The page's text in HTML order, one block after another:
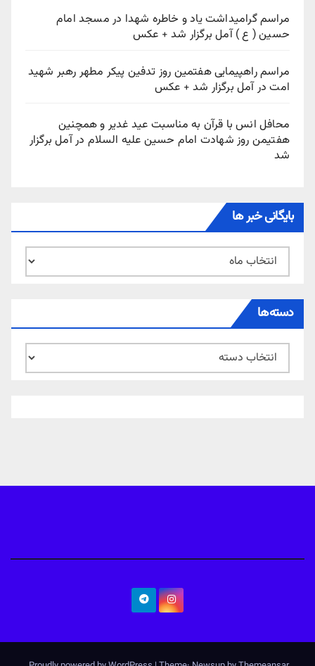
مراسم گرامیداشت یاد و خاطره شهدا در مسجد امام
حسین ( ع ) آمل برگزار شد + عکس
مراسم راهپیمایی هفتمین روز تدفین پیکر مطهر رهبر شهید
امت در آمل برگزار شد + عکس
محافل انس با قرآن به مناسبت عید غدیر و همچنین
هفتیمن روز شهادت امام حسین علیه السلام در آمل برگزار
شد
بایگانی خبر ها
بایگانی
خبر
ها
دسته‌ها
دسته‌ها